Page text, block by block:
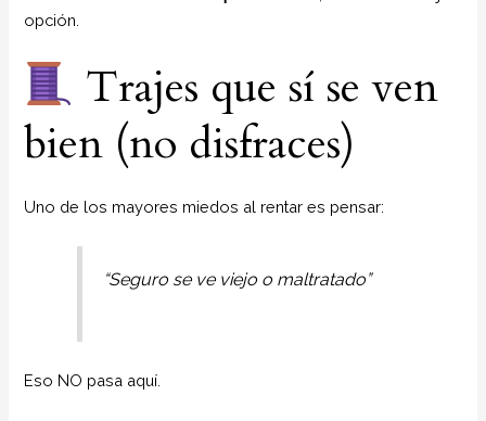
opción.
Trajes que sí se ven
bien (no disfraces)
Uno de los mayores miedos al rentar es pensar:
“Seguro se ve viejo o maltratado”
Eso NO pasa aquí.